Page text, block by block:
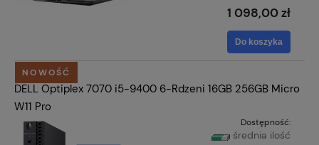
1 098,00 zł
Do koszyka
DELL Optiplex 7070 i5-9400 6-Rdzeni 16GB 256GB Micro
W11 Pro
Dostępność:
średnia ilość
NOWOŚĆ